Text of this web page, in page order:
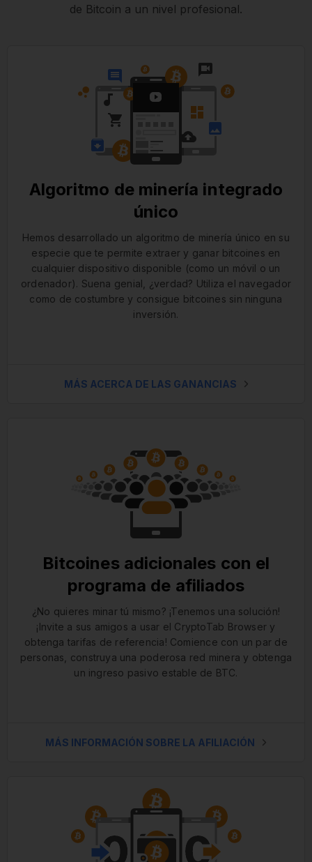
de Bitcoin a un nivel profesional.
Algoritmo de minería integrado
único
Hemos desarrollado un algoritmo de minería único en su
especie que te permite extraer y ganar bitcoines en
cualquier dispositivo disponible (como un móvil o un
ordenador). Suena genial, ¿verdad? Utiliza el navegador
como de costumbre y consigue bitcoines sin ninguna
inversión.
MÁS ACERCA DE LAS GANANCIAS
Bitcoines adicionales con el
programa de afiliados
¿No quieres minar tú mismo? ¡Tenemos una solución!
¡Invite a sus amigos a usar el CryptoTab Browser y
obtenga tarifas de referencia! Comience con un par de
personas, construya una poderosa red minera y obtenga
un ingreso pasivo estable de BTC.
MÁS INFORMACIÓN SOBRE LA AFILIACIÓN